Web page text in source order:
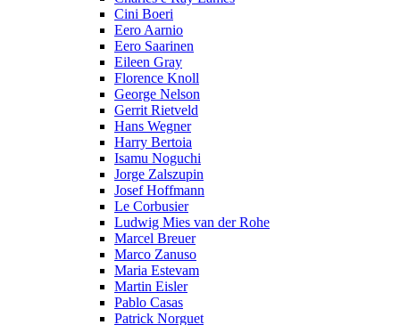
Cini Boeri
Eero Aarnio
Eero Saarinen
Eileen Gray
Florence Knoll
George Nelson
Gerrit Rietveld
Hans Wegner
Harry Bertoia
Isamu Noguchi
Jorge Zalszupin
Josef Hoffmann
Le Corbusier
Ludwig Mies van der Rohe
Marcel Breuer
Marco Zanuso
Maria Estevam
Martin Eisler
Pablo Casas
Patrick Norguet